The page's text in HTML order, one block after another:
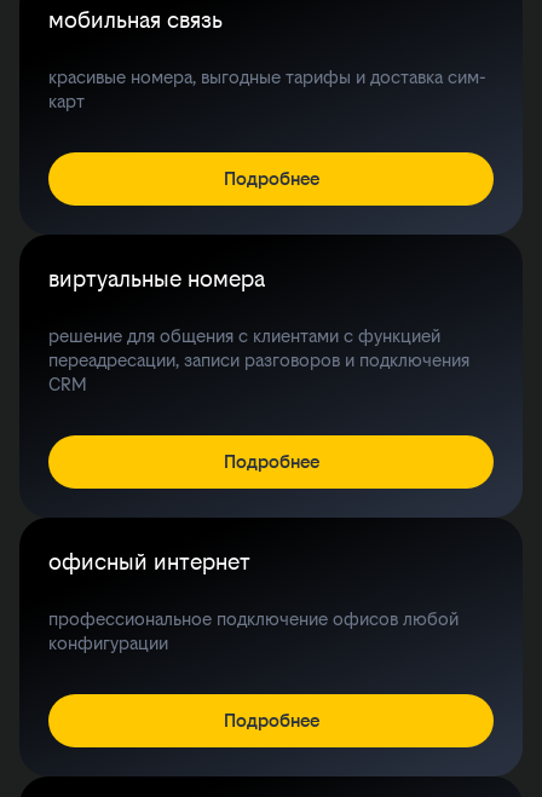
мобильная связь
красивые номера, выгодные тарифы и доставка сим-
карт
Подробнее
виртуальные номера
решение для общения с клиентами с функцией
переадресации, записи разговоров и подключения
CRM
Подробнее
офисный интернет
профессиональное подключение офисов любой
конфигурации
Подробнее